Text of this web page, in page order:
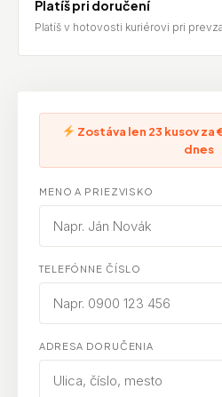
Platíš pri doručení
Platíš v hotovosti kuriérovi pri
Zostáva len 23 kusov za
dnes
MENO A PRIEZVISKO
TELEFÓNNE ČÍSLO
ADRESA DORUČENIA